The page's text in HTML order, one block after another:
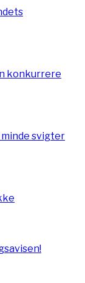
konkurrere
minde svigter